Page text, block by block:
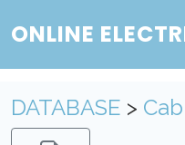
ONLINE
DATABASE >